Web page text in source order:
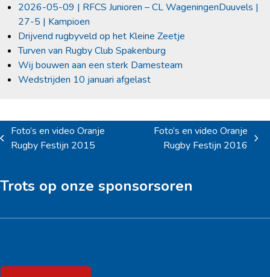
2026-05-09 | RFCS Junioren – CL WageningenDuuvels |
27-5 | Kampioen
Drijvend rugbyveld op het Kleine Zeetje
Turven van Rugby Club Spakenburg
Wij bouwen aan een sterk Damesteam
Wedstrijden 10 januari afgelast
previous
Foto’s en video Oranje
Rugby Festijn 2015
Foto’s en video Oranje
Rugby Festijn 2016
Trots op onze sponsorsoren